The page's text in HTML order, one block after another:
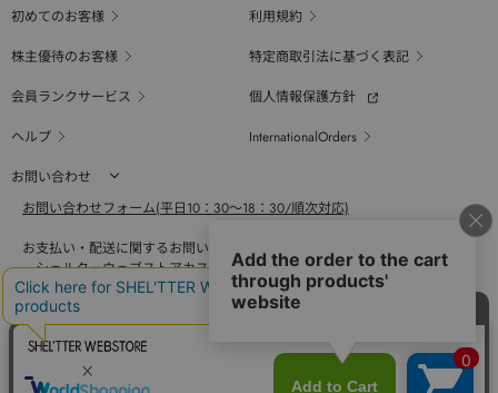
初めてのお客様
利用規約
株主優待のお客様
特定商取引法に基づく表記
会員ランクサービス
個人情報保護方針
ヘルプ
InternationalOrders
お問い合わせ
お問い合わせフォーム(平日10：30～18：30/順次対応)
お支払い・配送に関するお問い合わせ（平日10：30～18：00）
シェルターウェブストアカスタマーセンター
0800-123-6820
商品の素材、サイズ、仕様等に関するお問い合せ（平日10：30～18：00）
バロックジャパンリミテッドコールセンター
03-6730-9191